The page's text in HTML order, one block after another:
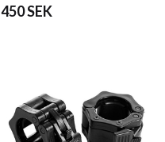
450 SEK